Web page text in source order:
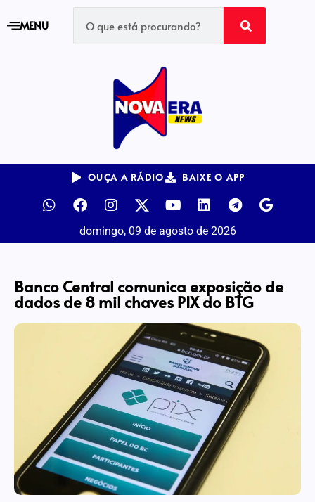
MENU
OUÇA A RÁDIO BAIXE O APP
domingo, 09 de agosto de 2026
Banco Central comunica exposição de
dados de 8 mil chaves PIX do BTG